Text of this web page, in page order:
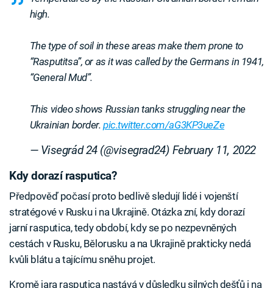
high.
The type of soil in these areas make them prone to
“Rasputitsa”, or as it was called by the Germans in 1941,
“General Mud”.
This video shows Russian tanks struggling near the
Ukrainian border.pic.twitter.com/aG3KP3ueZe
— Visegrád 24 (@visegrad24) February 11, 2022
Kdy dorazí rasputica?
Předpověď počasí proto bedlivě sledují lidé i vojenští
stratégové v Rusku i na Ukrajině. Otázka zní, kdy dorazí
jarní rasputica, tedy období, kdy se po nezpevněných
cestách v Rusku, Bělorusku a na Ukrajině prakticky nedá
kvůli blátu a tajícímu sněhu projet.
Kromě jara rasputica nastává v důsledku silných dešťů i na